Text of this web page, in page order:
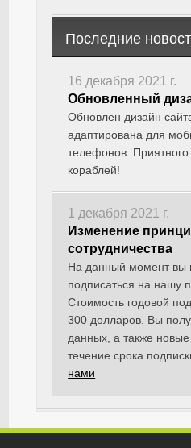
Последние
16 декабря 2021 г.
Обновленный
Обновлен дизайн
адаптирована для
телефонов. Приятного
кораблей!
1 декабря 2021 г.
Изменение
сотрудничества
На данный момент вы
подписаться на нашу
Стоимость годовой
300 долларов. Вы
данных, а также
течение срока
нами